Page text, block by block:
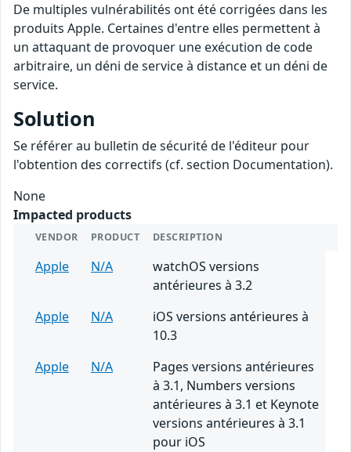
De multiples vulnérabilités ont été corrigées dans les
produits Apple. Certaines d'entre elles permettent à
un attaquant de provoquer une exécution de code
arbitraire, un déni de service à distance et un déni de
service.
Solution
Se référer au bulletin de sécurité de l'éditeur pour
l'obtention des correctifs (cf. section Documentation).
None
Impacted products
VENDOR PRODUCT DESCRIPTION
Apple N/A
watchOS versions
antérieures à 3.2
Apple
N/A
iOS versions antérieures à
10.3
Apple
N/A
Pages versions antérieures
à 3.1, Numbers versions
antérieures à 3.1 et Keynote
versions antérieures à 3.1
pour iOS